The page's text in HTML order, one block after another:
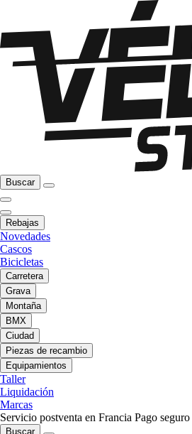
Buscar
Rebajas
Novedades
Cascos
Bicicletas
Carretera
Grava
Montaña
BMX
Ciudad
Piezas de recambio
Equipamientos
Taller
Liquidación
Marcas
Servicio postventa en Francia Pago seguro
Buscar